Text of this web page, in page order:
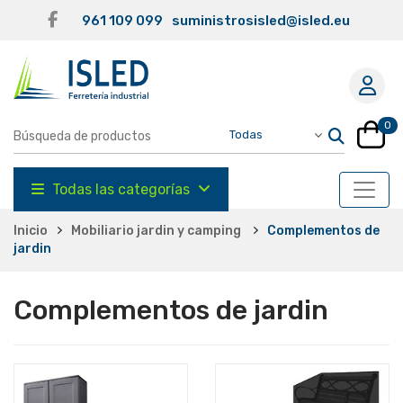
961 109 099 suministrosisled@isled.eu
0
Todas las categorías
Inicio Mobiliario jardin y camping
Complementos de
jardin
Complementos de jardin